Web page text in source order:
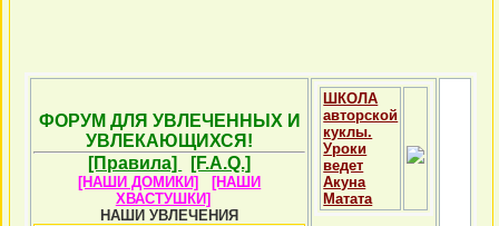
ФОРУМ ДЛЯ УВЛЕЧЕННЫХ И
УВЛЕКАЮЩИХСЯ!
[Правила]
[F.A.Q.]
[НАШИ ДОМИКИ]
[НАШИ
ХВАСТУШКИ]
НАШИ УВЛЕЧЕНИЯ
ШКОЛА
авторской
куклы.
Уроки
ведет
Акуна
Матата